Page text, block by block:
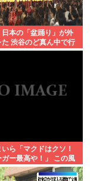
日本の「盆踊り」が外
た 渋谷のど真ん中で行
踊り参加者67000人の
ら「マクドはクソ！
ガー最高や！」 この風
無くなった？